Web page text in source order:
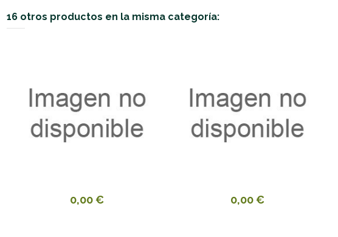
16 otros productos en la misma categoría:
0,00 € 0,00 €